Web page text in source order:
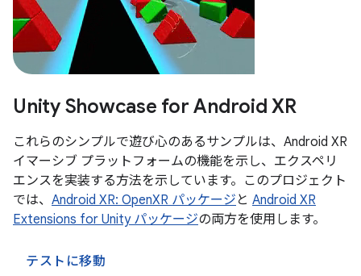
Unity Showcase for Android XR
これらのシンプルで遊び心のあるサンプルは、Android XR
イマーシブ プラットフォームの機能を示し、エクスペリ
エンスを実装する方法を示しています。このプロジェクト
では、 Android XR: OpenXR パッケージ と Android XR
Extensions for Unity パッケージの両方を使用します。
テストに移動